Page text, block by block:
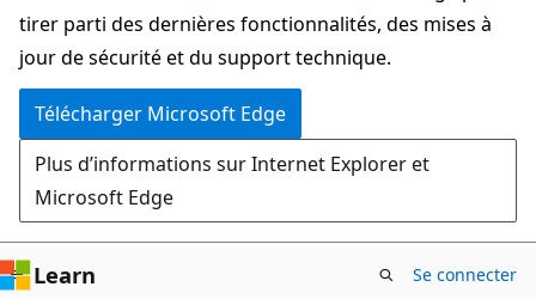
la
page
tirer parti des dernières fonctionnalités, des mises à
jour de sécurité et du support technique.
Télécharger Microsoft Edge
Plus d’informations sur Internet Explorer et
Microsoft Edge
Learn Se connecter